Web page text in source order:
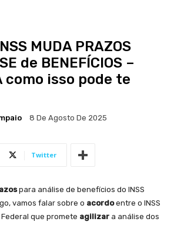
MUDA PRAZOS
de BENEFÍCIOS –
como isso pode te
8 De Agosto De 2025
Twitter
para análise de benefícios do INSS
vamos falar sobre o acordoentre o INSS
que promete agilizar a análise dos